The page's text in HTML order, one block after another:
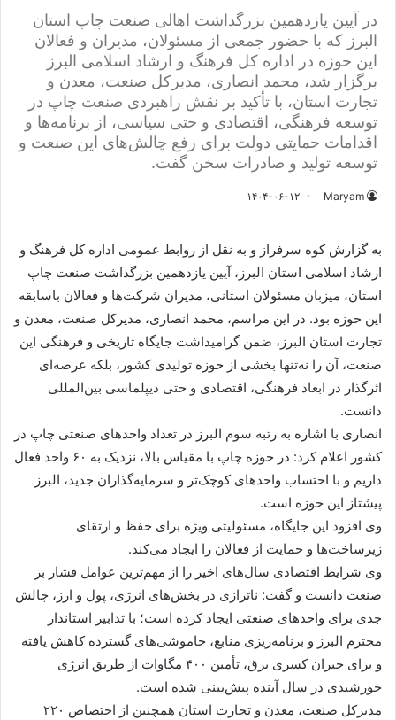
در آیین یازدهمین بزرگداشت اهالی صنعت چاپ استان
البرز که با حضور جمعی از مسئولان، مدیران و فعالان
این حوزه در اداره کل فرهنگ و ارشاد اسلامی البرز
برگزار شد، محمد انصاری، مدیرکل صنعت، معدن و
تجارت استان، با تأکید بر نقش راهبردی صنعت چاپ در
توسعه فرهنگی، اقتصادی و حتی سیاسی، از برنامه‌ها و
اقدامات حمایتی دولت برای رفع چالش‌های این صنعت و
توسعه تولید و صادرات سخن گفت.
Maryam ۱۴۰۴-۰۶-۱۲
به گزارش کوه سرفراز و به نقل از روابط عمومی اداره کل فرهنگ و
ارشاد اسلامی استان البرز، آیین یازدهمین بزرگداشت صنعت چاپ
استان، میزبان مسئولان استانی، مدیران شرکت‌ها و فعالان باسابقه
این حوزه بود. در این مراسم، محمد انصاری، مدیرکل صنعت، معدن و
تجارت استان البرز، ضمن گرامیداشت جایگاه تاریخی و فرهنگی این
صنعت، آن را نه‌تنها بخشی از حوزه تولیدی کشور، بلکه عرصه‌ای
اثرگذار در ابعاد فرهنگی، اقتصادی و حتی دیپلماسی بین‌المللی
دانست.
انصاری با اشاره به رتبه سوم البرز در تعداد واحدهای صنعتی چاپ در
کشور اعلام کرد: در حوزه چاپ با مقیاس بالا، نزدیک به ۶۰ واحد فعال
داریم و با احتساب واحدهای کوچک‌تر و سرمایه‌گذاران جدید، البرز
پیشتاز این حوزه است.
وی افزود این جایگاه، مسئولیتی ویژه برای حفظ و ارتقای
زیرساخت‌ها و حمایت از فعالان را ایجاد می‌کند.
وی شرایط اقتصادی سال‌های اخیر را از مهم‌ترین عوامل فشار بر
صنعت دانست و گفت: ناترازی در بخش‌های انرژی، پول و ارز، چالش
جدی برای واحدهای صنعتی ایجاد کرده است؛ با تدابیر استاندار
محترم البرز و برنامه‌ریزی منابع، خاموشی‌های گسترده کاهش یافته
و برای جبران کسری برق، تأمین ۴۰۰ مگاوات از طریق انرژی
خورشیدی در سال آینده پیش‌بینی شده است.
مدیرکل صنعت، معدن و تجارت استان همچنین از اختصاص ۲۲۰